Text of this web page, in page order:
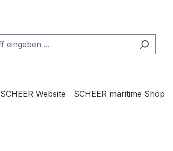
SCHEER Website SCHEER maritime Shop